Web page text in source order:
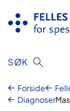
innhold
SØK
Forside
Diagnoser